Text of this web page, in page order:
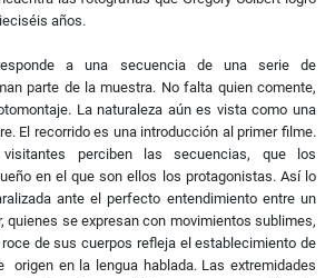
años.
a una secuencia de una serie de
parte de la muestra. No falta quien comente,
La naturaleza aún es vista como una
El recorrido es una introducción al primer filme.
perciben las secuencias, que los
en el que son ellos los protagonistas. Así lo
ante el perfecto entendimiento entre un
quienes se expresan con movimientos sublimes,
de sus cuerpos refleja el establecimiento de
origen en la lengua hablada. Las extremidades